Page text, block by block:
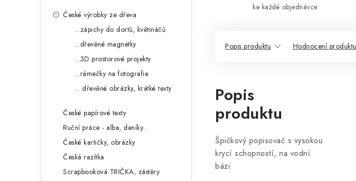
České výrobky ze dřeva
...zápichy do dortů, květináčů
...dřevěné magnetky
...3D prostorové projekty
...rámečky na fotografie
... dřevěné obrázky, krátké texty
České papírové texty
Ruční práce - alba, deníky...
České kartičky, obrázky
Česká razítka
Scrapbooková TRIČKA, zástěry
ke každé objednávce
Popis produktu Hodnocení produktu
Popis
produktu
Špičkový popisovač s vysokou
krycí schopností, na vodní
bázi.